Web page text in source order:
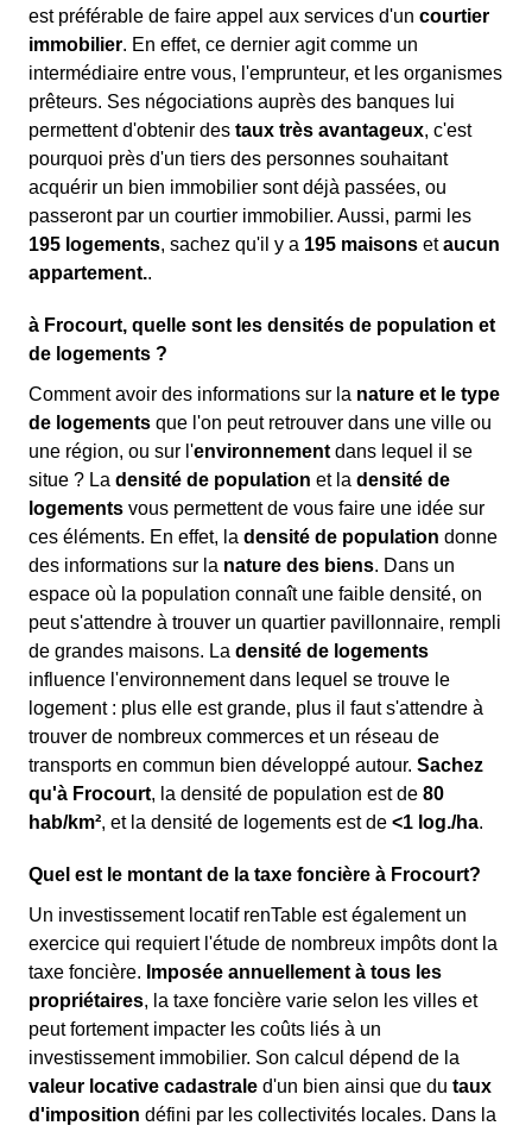
est préférable de faire appel aux services d'un courtier
immobilier. En effet, ce dernier agit comme un
intermédiaire entre vous, l'emprunteur, et les organismes
prêteurs. Ses négociations auprès des banques lui
permettent d'obtenir des taux très avantageux, c'est
pourquoi près d'un tiers des personnes souhaitant
acquérir un bien immobilier sont déjà passées, ou
passeront par un courtier immobilier. Aussi, parmi les
195 logements, sachez qu'il y a 195 maisons etaucun
appartement..
à Frocourt, quelle sont les densités de population et
de logements ?
Comment avoir des informations sur la nature et le type
de logements que l'on peut retrouver dans une ville ou
une région, ou sur l'environnement dans lequel il se
situe ? La densité de population et la densité de
logements vous permettent de vous faire une idée sur
ces éléments. En effet, la densité de population donne
des informations sur la nature des biens. Dans un
espace où la population connaît une faible densité, on
peut s'attendre à trouver un quartier pavillonnaire, rempli
de grandes maisons. La densité de logements
influence l'environnement dans lequel se trouve le
logement : plus elle est grande, plus il faut s'attendre à
trouver de nombreux commerces et un réseau de
transports en commun bien développé autour. Sachez
qu'à Frocourt, la densité de population est de 80
hab/km², et la densité de logements est de <1 log./ha.
Quel est le montant de la taxe foncière à Frocourt?
Un investissement locatif renTable est également un
exercice qui requiert l'étude de nombreux impôts dont la
taxe foncière. Imposée annuellement à tous les
propriétaires, la taxe foncière varie selon les villes et
peut fortement impacter les coûts liés à un
investissement immobilier. Son calcul dépend de la
valeur locative cadastrale d'un bien ainsi que du taux
d'imposition défini par les collectivités locales. Dans la